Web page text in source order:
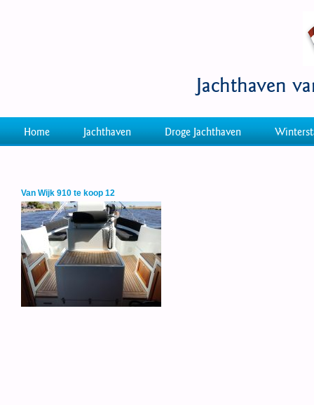
Jachthaven
Home Jachthaven Droge Jachthaven
Van Wijk 910 te koop 12